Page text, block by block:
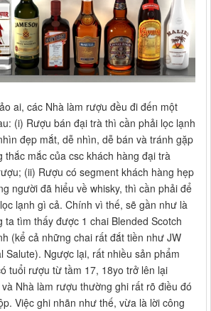
ai, các Nhà làm rượu đều đi đến một
(i) Rượu bán đại trà thì cần phải lọc lạnh
đẹp mắt, dễ nhìn, dễ bán và tránh gặp
mắc của csc khách hàng đại trà
(ii) Rượu có segment khách hàng hẹp
người đã hiểu về whisky, thì cần phải để
lạnh gì cả. Chính vì thế, sẽ gần như là
ta tìm thấy được 1 chai Blended Scotch
(kể cả những chai rất đắt tiền như JW
Salute). Ngược lại, rất nhiều sản phẩm
tuổi rượu từ tầm 17, 18yo trở lên lại
Nhà làm rượu thường ghi rất rõ điều đó
Việc ghi nhãn như thế, vừa là lời công